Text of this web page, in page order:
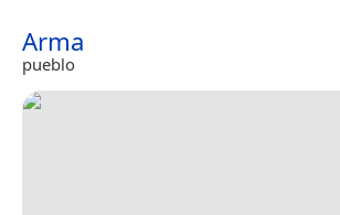
Arma
pueblo